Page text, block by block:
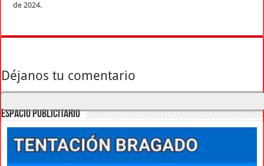
de 2024.
Déjanos tu comentario
ESPACIO PUBLICITARIO